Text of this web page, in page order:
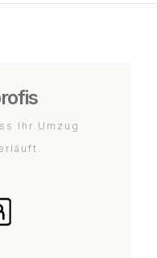
Ihr Umzug